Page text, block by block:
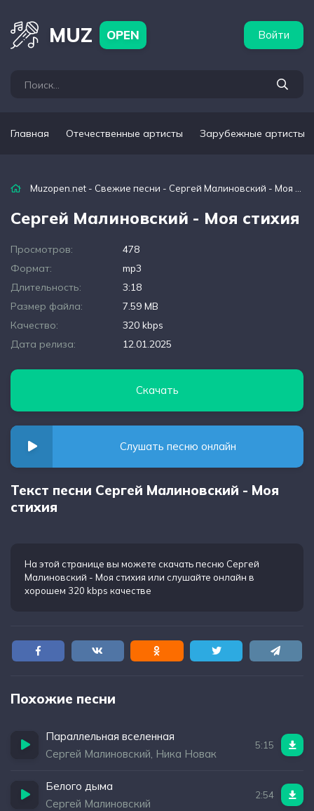
MUZ OPEN Войти
Главная Отечественные артисты Зарубежные артисты
Muzopen.net - Свежие песни - Сергей Малиновский - Моя стихия
Сергей Малиновский - Моя стихия
Просмотров:
478
Формат:
mp3
Длительность:
3:18
Размер файла:
7.59 MB
Качество:
320 kbps
Дата релиза:
12.01.2025
Скачать
Слушать песню онлайн
Текст песни Сергей Малиновский - Моя
стихия
На этой странице вы можете скачать песню Сергей
Малиновский - Моя стихия или слушайте онлайн в
хорошем 320 kbps качестве
Похожие песни
Параллельная вселенная
Сергей Малиновский, Ника Новак
5:15
Белого дыма
Сергей Малиновский
2:54
артисты Популярные подборки